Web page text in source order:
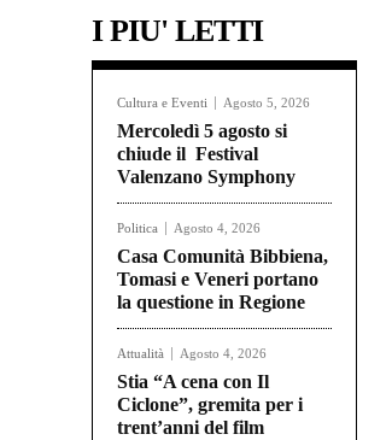
I PIU' LETTI
Cultura e Eventi Agosto 5, 2026
Mercoledì 5 agosto si
chiude il Festival
Valenzano Symphony
Politica Agosto 4, 2026
Casa Comunità Bibbiena,
Tomasi e Veneri portano
la questione in Regione
Attualità Agosto 4, 2026
Stia “A cena con Il
Ciclone”, gremita per i
trent’anni del film